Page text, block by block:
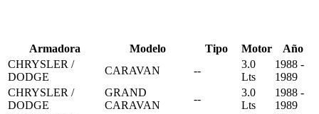
Armadora Modelo Tipo Motor
Año
CHRYSLER /
DODGE
CARAVAN --
3.0
Lts
1988 -
1989
CHRYSLER /
DODGE
GRAND
CARAVAN
--
3.0
Lts
1988 -
1989